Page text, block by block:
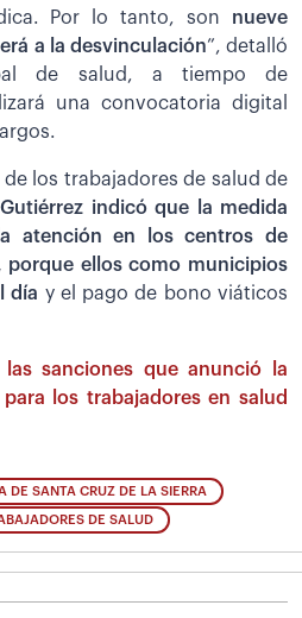
Por lo tanto, son nueve
a la desvinculación”, detalló
de salud, a tiempo de
una convocatoria digital
los trabajadores de salud de
Gutiérrez indicó que la medida
atención en los centros de
porque ellos como municipios
día y el pago de bono viáticos
las sanciones que anunció la
los trabajadores en salud
DE SANTA CRUZ DE LA SIERRA
DE SALUD